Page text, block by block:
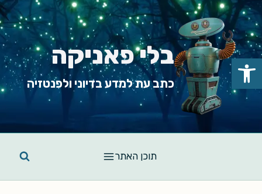
Skip
to
content
בלי פאניקה
כתב עת למדע בדיוני ולפנטזיה
תוכן האתר
פתח סרגל נגישות